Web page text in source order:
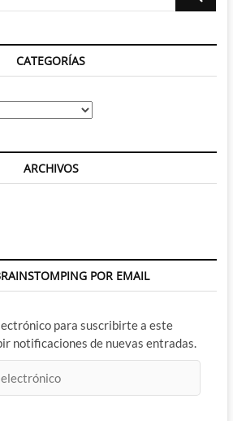
CATEGORÍAS
ARCHIVOS
POR EMAIL
para suscribirte a este
notificaciones de nuevas entradas.